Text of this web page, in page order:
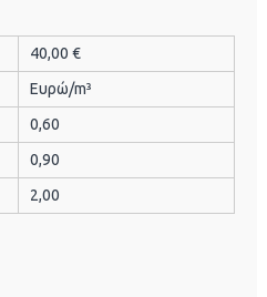
40,00 €
Ευρώ/m³
0,60
0,90
2,00